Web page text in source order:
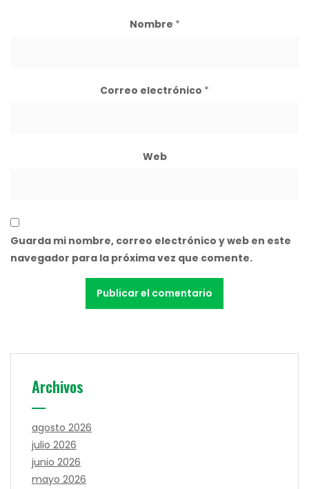
Nombre *
Correo electrónico *
Web
Guarda mi nombre, correo electrónico y web en este
navegador para la próxima vez que comente.
Archivos
agosto 2026
julio 2026
junio 2026
mayo 2026